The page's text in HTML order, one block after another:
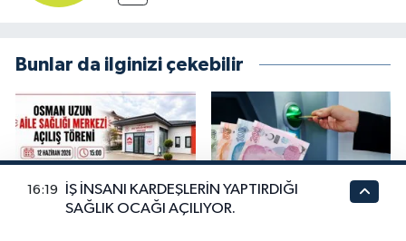
Bunlar da ilginizi çekebilir
İŞ İNSANI KARDEŞLERİN
SSK ve BAĞ-KUR
16:19
İŞ İNSANI KARDEŞLERİN YAPTIRDIĞI
SAĞLIK OCAĞI AÇILIYOR.